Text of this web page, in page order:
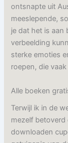
ontsnapte uit
meeslepende,
je dat het is aan
verbeelding
sterke emoties
roepen, die
Alle boeken
Terwijl ik in de
mezelf
downloaden